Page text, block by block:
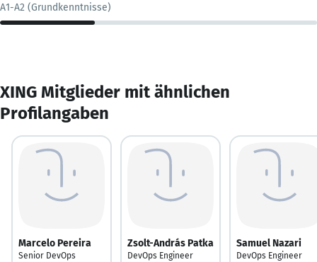
A1-A2 (Grundkenntnisse)
XING Mitglieder mit ähnlichen
Profilangaben
Marcelo Pereira
Senior DevOps
Zsolt-András Patka
DevOps Engineer
Samuel Nazari
DevOps Engineer